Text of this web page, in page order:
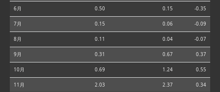
6月 0.50 0.15 -0.35
7月 0.15 0.06 -0.09
8月 0.11 0.04 -0.07
9月 0.31 0.67 0.37
10月 0.69 1.24 0.55
11月 2.03 2.37 0.34